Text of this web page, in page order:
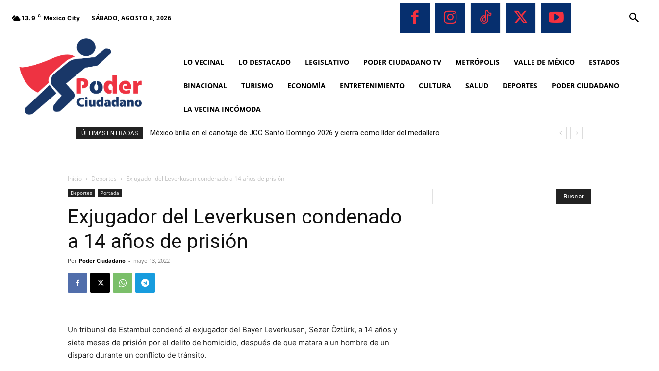
13.9 C Mexico City SÁBADO, AGOSTO 8, 2026
LO VECINAL LO DESTACADO LEGISLATIVO PODER CIUDADANO TV METRÓPOLIS VALLE DE MÉXICO ESTADOS
BINACIONAL TURISMO ECONOMÍA ENTRETENIMIENTO CULTURA SALUD DEPORTES PODER CIUDADANO
LA VECINA INCÓMODA
ÚLTIMAS ENTRADAS México brilla en el canotaje de JCC Santo Domingo 2026 y cierra como líder del medallero
Inicio Deportes Exjugador del Leverkusen condenado a 14 años de prisión
Deportes Portada
Exjugador del Leverkusen condenado
a 14 años de prisión
Por Poder Ciudadano - mayo 13, 2022
Un tribunal de Estambul condenó al exjugador del Bayer Leverkusen, Sezer Öztürk, a 14 años y
siete meses de prisión por el delito de homicidio, después de que matara a un hombre de un
disparo durante un conflicto de tránsito.